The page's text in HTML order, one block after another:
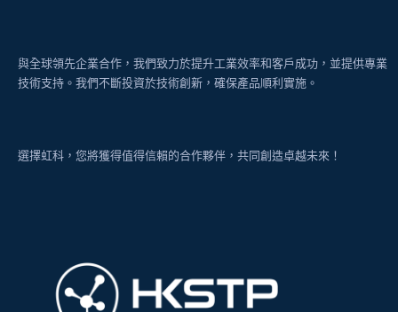
與全球領先企業合作，我們致力於提升工業效率和客戶成功，並提供專業
技術支持。我們不斷投資於技術創新，確保產品順利實施。
選擇虹科，您將獲得值得信賴的合作夥伴，共同創造卓越未來！